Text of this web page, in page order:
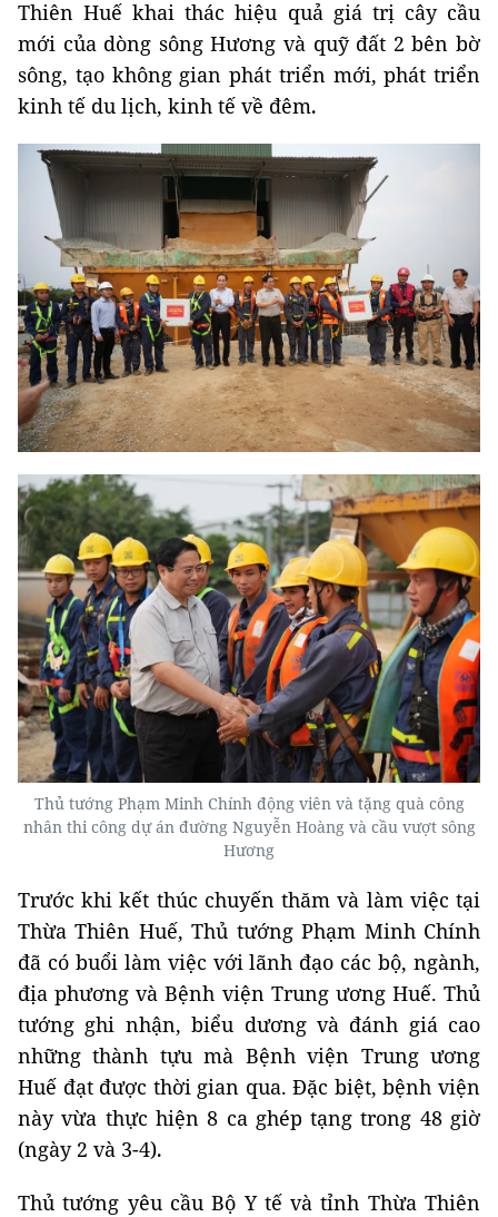
Thiên Huế khai thác hiệu quả giá trị cây cầu
mới của dòng sông Hương và quỹ đất 2 bên bờ
sông, tạo không gian phát triển mới, phát triển
kinh tế du lịch, kinh tế về đêm.
Thủ tướng Phạm Minh Chính động viên và tặng quà công
nhân thi công dự án đường Nguyễn Hoàng và cầu vượt sông
Hương
Trước khi kết thúc chuyến thăm và làm việc tại
Thừa Thiên Huế, Thủ tướng Phạm Minh Chính
đã có buổi làm việc với lãnh đạo các bộ, ngành,
địa phương và Bệnh viện Trung ương Huế. Thủ
tướng ghi nhận, biểu dương và đánh giá cao
những thành tựu mà Bệnh viện Trung ương
Huế đạt được thời gian qua. Đặc biệt, bệnh viện
này vừa thực hiện 8 ca ghép tạng trong 48 giờ
(ngày 2 và 3-4).
Thủ tướng yêu cầu Bộ Y tế và tỉnh Thừa Thiên